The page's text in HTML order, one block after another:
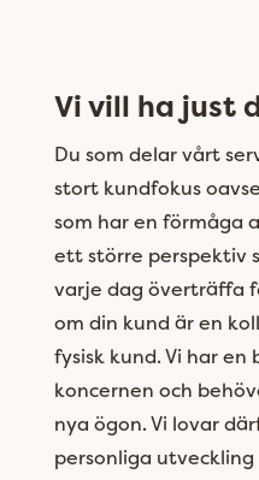
Vi vill ha just
Du som delar vårt
stort kundfokus
som har en förmåga
ett större perspektiv
varje dag överträffa
om din kund är en
fysisk kund. Vi har
koncernen och
nya ögon. Vi lovar
personliga